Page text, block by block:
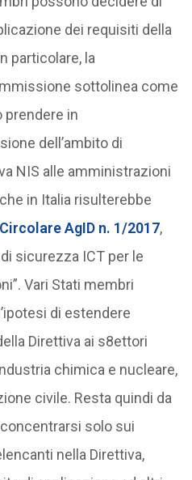
dei requisiti della
particolare, la
sottolinea come
prendere in
dell’ambito di
NIS alle amministrazioni
in Italia risulterebbe
Circolare AgID n. 1/2017,
sicurezza ICT per le
Vari Stati membri
di estendere
Direttiva ai s8ettori
chimica e nucleare,
civile. Resta quindi da
solo sui
nella Direttiva,